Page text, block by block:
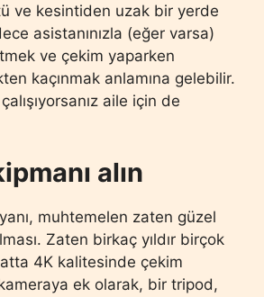
ve kesintiden uzak bir yerde
asistanınızla (eğer varsa)
ve çekim yaparken
kaçınmak anlamına gelebilir.
aile için de
alın
muhtemelen zaten güzel
Zaten birkaç yıldır birçok
4K kalitesinde çekim
ek olarak, bir tripod,